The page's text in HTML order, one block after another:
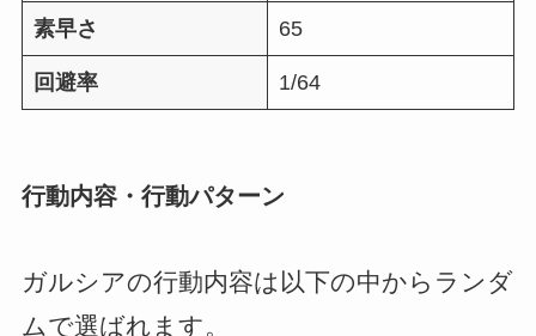
素早さ 65
回避率 1/64
行動内容・行動パターン
ガルシアの行動内容は以下の中からランダ
ムで選ばれます。